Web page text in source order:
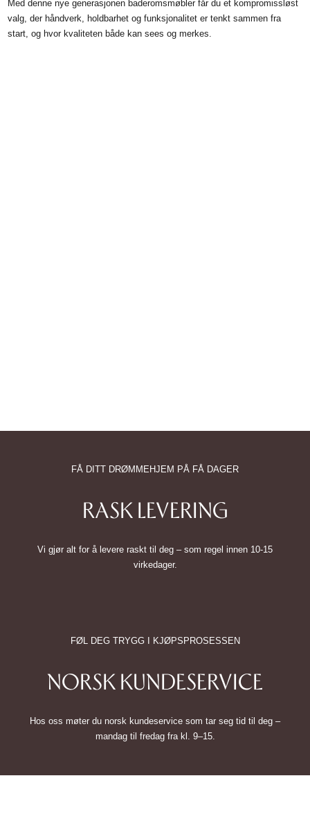
Med denne nye generasjonen baderomsmøbler får du et kompromissløst
valg, der håndverk, holdbarhet og funksjonalitet er tenkt sammen fra
start, og hvor kvaliteten både kan sees og merkes.
FÅ DITT DRØMMEHJEM PÅ FÅ DAGER
RASK LEVERING
Vi gjør alt for å levere raskt til deg – som regel innen 10-15
virkedager.
FØL DEG TRYGG I KJØPSPROSESSEN
NORSK KUNDESERVICE
Hos oss møter du norsk kundeservice som tar seg tid til deg –
mandag til fredag fra kl. 9–15.